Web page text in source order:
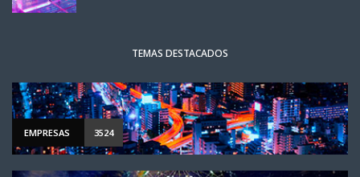
TEMAS DESTACADOS
EMPRESAS 3524